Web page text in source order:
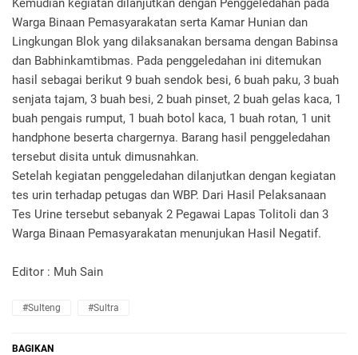
Kemudian kegiatan dilanjutkan dengan Penggeledahan pada
Warga Binaan Pemasyarakatan serta Kamar Hunian dan
Lingkungan Blok yang dilaksanakan bersama dengan Babinsa
dan Babhinkamtibmas. Pada penggeledahan ini ditemukan
hasil sebagai berikut 9 buah sendok besi, 6 buah paku, 3 buah
senjata tajam, 3 buah besi, 2 buah pinset, 2 buah gelas kaca, 1
buah pengais rumput, 1 buah botol kaca, 1 buah rotan, 1 unit
handphone beserta chargernya. Barang hasil penggeledahan
tersebut disita untuk dimusnahkan.
Setelah kegiatan penggeledahan dilanjutkan dengan kegiatan
tes urin terhadap petugas dan WBP. Dari Hasil Pelaksanaan
Tes Urine tersebut sebanyak 2 Pegawai Lapas Tolitoli dan 3
Warga Binaan Pemasyarakatan menunjukan Hasil Negatif.
Editor : Muh Sain
#Sulteng #Sultra
BAGIKAN